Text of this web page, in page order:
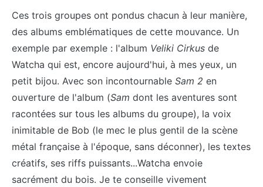
Ces trois groupes ont pondus chacun à leur manière,
des albums emblématiques de cette mouvance. Un
exemple par exemple : l'album Veliki Cirkus de
Watcha qui est, encore aujourd'hui, à mes yeux, un
petit bijou. Avec son incontournable Sam 2 en
ouverture de l'album (Sam dont les aventures sont
racontées sur tous les albums du groupe), la voix
inimitable de Bob (le mec le plus gentil de la scène
métal française à l'époque, sans déconner), les textes
créatifs, ses riffs puissants...Watcha envoie
sacrément du bois. Je te conseille vivement